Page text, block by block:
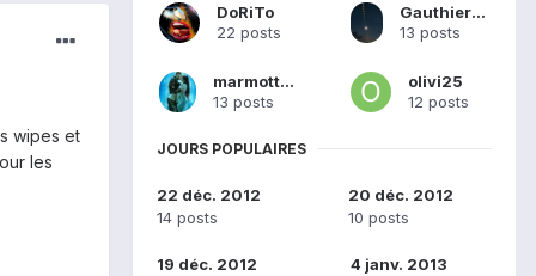
wipes et
les
DoRiTo
22 posts
GauthierBenat
13 posts
marmotte14
13 posts
olivi25
12 posts
JOURS POPULAIRES
22 déc. 2012
14 posts
20 déc. 2012
10 posts
19 déc. 2012
4 janv. 2013